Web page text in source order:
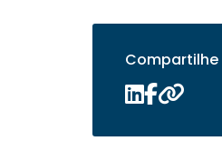
Compartilhe